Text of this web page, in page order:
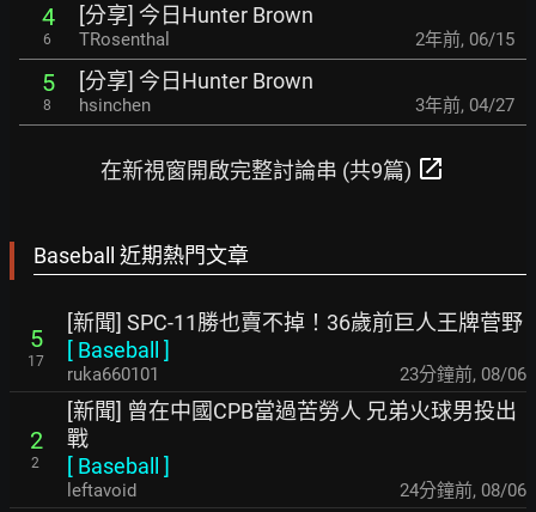
4
6
[分享] 今日Hunter Brown
TRosenthal 2年前, 06/15
5
8
[分享] 今日Hunter Brown
hsinchen 3年前, 04/27
在新視窗開啟完整討論串 (共9篇) open_in_new
Baseball 近期熱門文章
5
17
[新聞] SPC-11勝也賣不掉！36歲前巨人王牌菅野
[ Baseball ]
ruka660101 23分鐘前, 08/06
2
2
[新聞] 曾在中國CPB當過苦勞人 兄弟火球男投出
戰
[ Baseball ]
leftavoid 24分鐘前, 08/06